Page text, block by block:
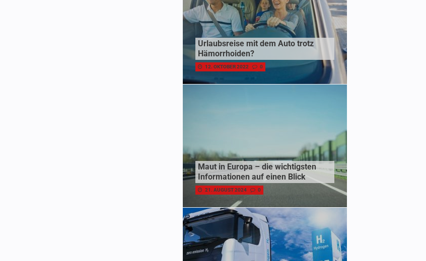
Urlaubsreise mit dem Auto trotz
Hämorrhoiden?
12. OKTOBER 2022 0
Maut in Europa – die wichtigsten
Informationen auf einen Blick
21. AUGUST 2024 0